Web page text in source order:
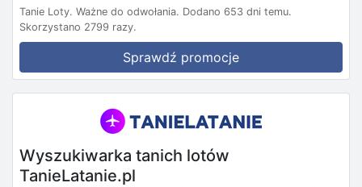
Tanie Loty. Ważne do odwołania. Dodano 653 dni temu.
Skorzystano 2799 razy.
Sprawdź promocje
Wyszukiwarka tanich lotów
TanieLatanie.pl